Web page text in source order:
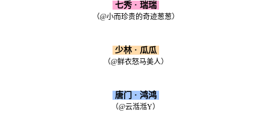
七秀 · 瑞瑞
（@小而珍贵的奇迹葱葱）
少林 · 瓜瓜
（@鲜衣怒马美人）
唐门 · 鸿鸿
（@云湉湉Y）